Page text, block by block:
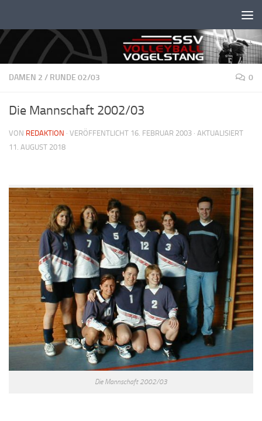
DAMEN 2 / RUNDE 02/03 0
Die Mannschaft 2002/03
VON REDAKTION · VERÖFFENTLICHT 16. FEBRUAR 2003 · AKTUALISIERT
11. AUGUST 2018
Die Mannschaft 2002/03